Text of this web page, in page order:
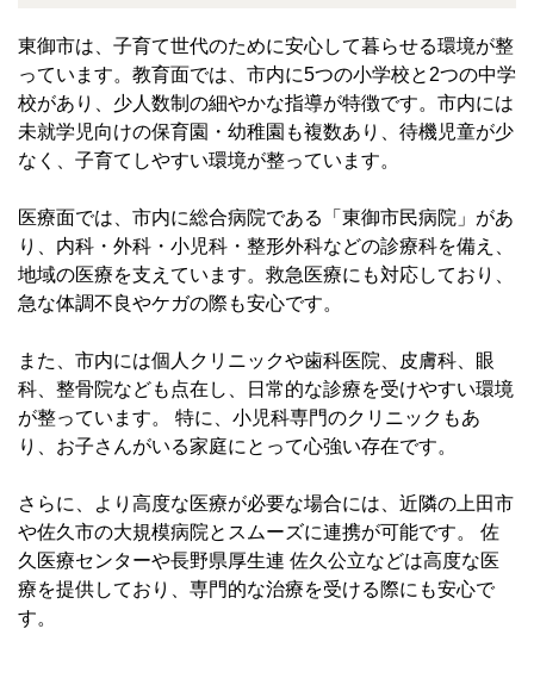
東御市は、子育て世代のために安心して暮らせる環境が整
っています。教育面では、市内に5つの小学校と2つの中学
校があり、少人数制の細やかな指導が特徴です。市内には
未就学児向けの保育園・幼稚園も複数あり、待機児童が少
なく、子育てしやすい環境が整っています。
医療面では、市内に総合病院である「東御市民病院」があ
り、内科・外科・小児科・整形外科などの診療科を備え、
地域の医療を支えています。救急医療にも対応しており、
急な体調不良やケガの際も安心です。
また、市内には個人クリニックや歯科医院、皮膚科、眼
科、整骨院なども点在し、日常的な診療を受けやすい環境
が整っています。 特に、小児科専門のクリニックもあ
り、お子さんがいる家庭にとって心強い存在です。
さらに、より高度な医療が必要な場合には、近隣の上田市
や佐久市の大規模病院とスムーズに連携が可能です。 佐
久医療センターや長野県厚生連 佐久公立などは高度な医
療を提供しており、専門的な治療を受ける際にも安心で
す。